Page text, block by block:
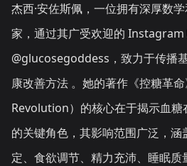
杰西·安佐斯佩，一位拥有深厚数
家，通过其广受欢迎的 Instagram
@glucosegoddess，致力于传播
康改善方法 。她的著作《控糖革
Revolution）的核心在于揭示血糖
的关键角色，其影响范围广泛，
定、食欲调节、精力充沛、睡眠